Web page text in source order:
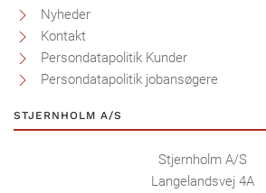
Nyheder
Kontakt
Persondatapolitik Kunder
Persondatapolitik jobansøgere
STJERNHOLM A/S
Stjernholm A/S
Langelandsvej 4A